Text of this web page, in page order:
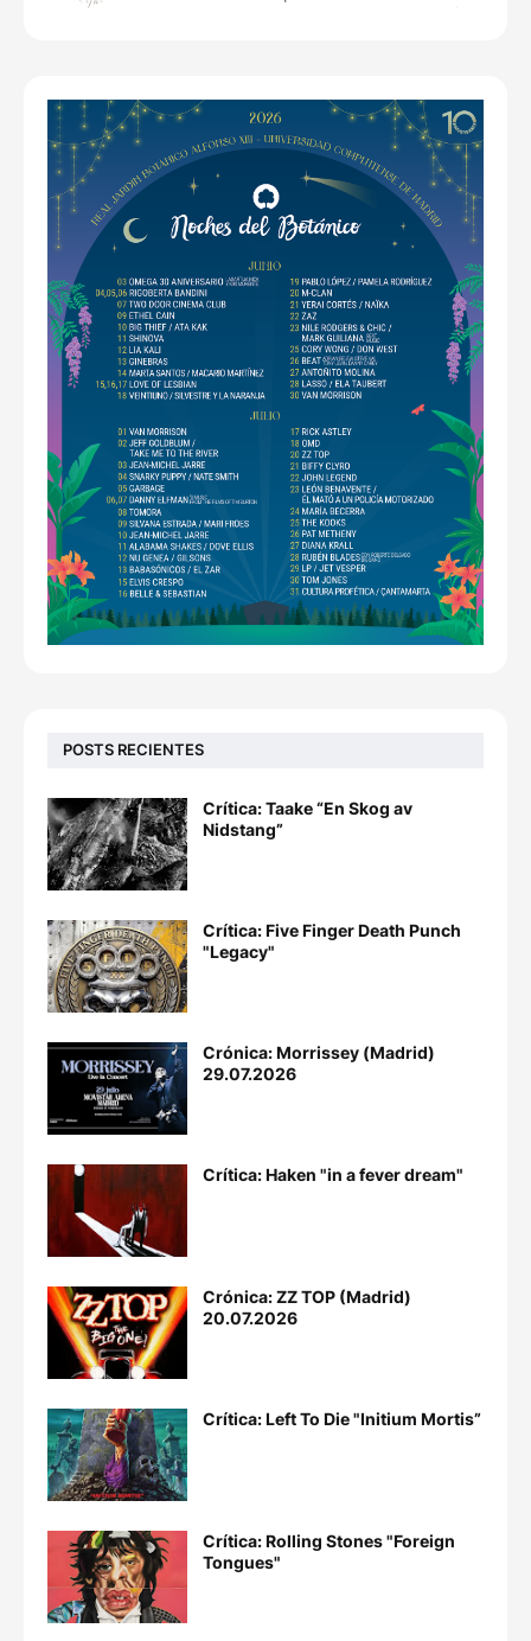
POSTS RECIENTES
Crítica: Taake “En Skog av
Nidstang”
Crítica: Five Finger Death Punch
"Legacy"
Crónica: Morrissey (Madrid)
29.07.2026
Crítica: Haken "in a fever dream"
Crónica: ZZ TOP (Madrid)
20.07.2026
Crítica: Left To Die "Initium Mortis”
Crítica: Rolling Stones "Foreign
Tongues"